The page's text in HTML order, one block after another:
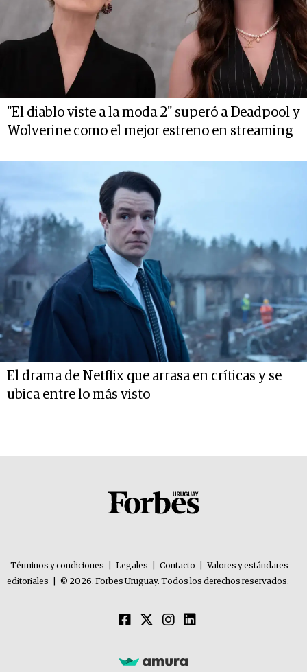
"El diablo viste a la moda 2" superó a Deadpool y
Wolverine como el mejor estreno en streaming
El drama de Netflix que arrasa en críticas y se
ubica entre lo más visto
Términos y condiciones Legales Contacto
Valores y estándares
editoriales
© 2026. Forbes Uruguay. Todos los derechos reservados.